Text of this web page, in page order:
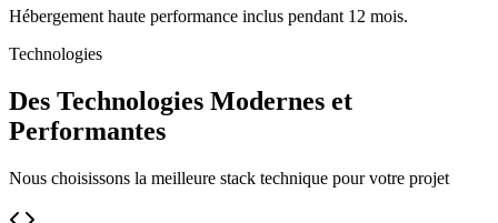
Hébergement haute performance inclus pendant 12 mois.
Technologies
Des Technologies Modernes et
Performantes
Nous choisissons la meilleure stack technique pour votre projet